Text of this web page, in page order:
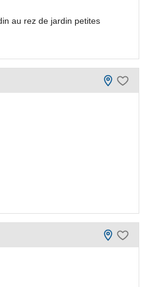
au rez de jardin petites